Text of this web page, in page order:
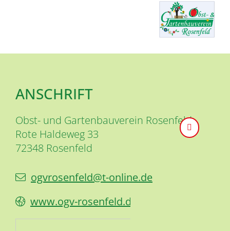
ANSCHRIFT
Obst- und Gartenbauverein Rosenfeld
Rote Haldeweg 33
72348 Rosenfeld
ogvrosenfeld@t-online.de
www.ogv-rosenfeld.de.vu